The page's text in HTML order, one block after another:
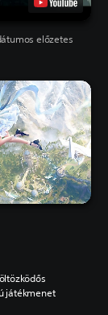
előzetes
játékmenet